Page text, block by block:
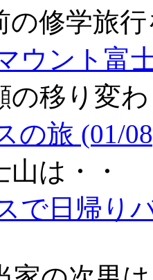
の修学旅
ウント富
の移り変
の旅 (01/
は・・
で日帰り